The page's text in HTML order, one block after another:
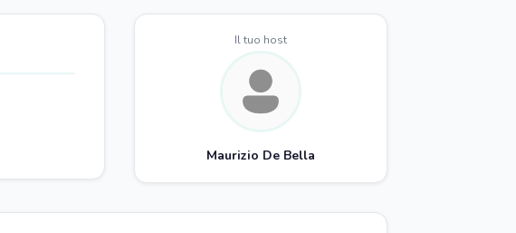
Il tuo host
Maurizio De Bella